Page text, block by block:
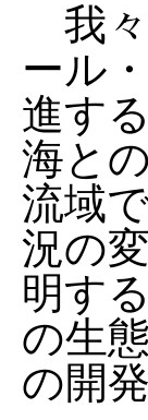
我々
ール
進す
海と
流域
況の
明す
の生
の開